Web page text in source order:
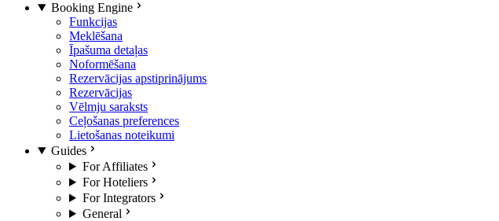
Booking Engine
Funkcijas
Meklēšana
Īpašuma detaļas
Noformēšana
Rezervācijas apstiprinājums
Rezervācijas
Vēlmju saraksts
Ceļošanas preferences
Lietošanas noteikumi
Guides
For Affiliates
For Hoteliers
For Integrators
General